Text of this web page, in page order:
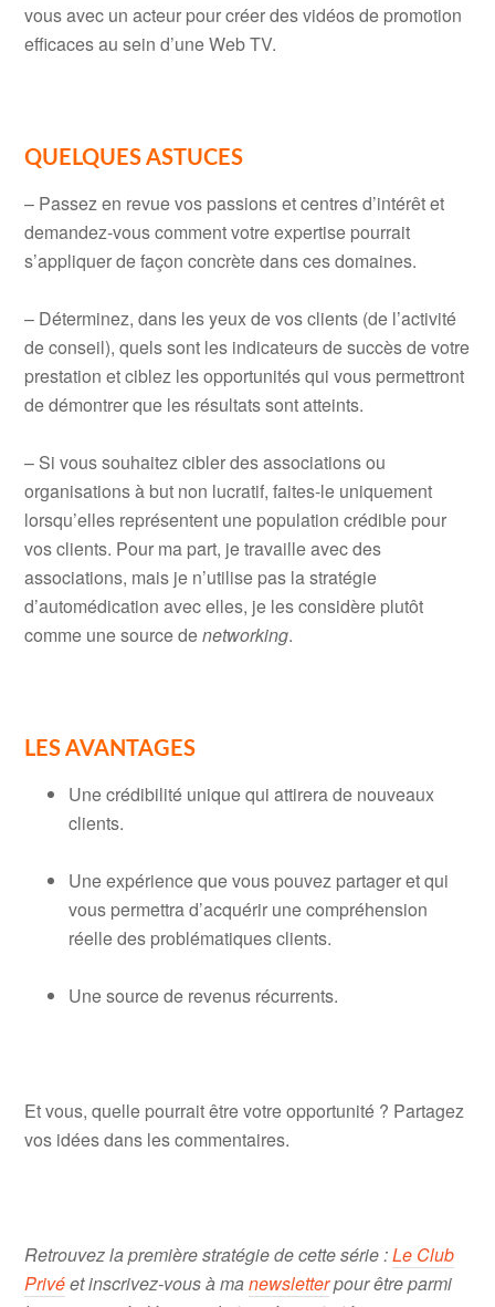
vous avec un acteur pour créer des vidéos de promotion
efficaces au sein d’une Web TV.
QUELQUES ASTUCES
– Passez en revue vos passions et centres d’intérêt et
demandez-vous comment votre expertise pourrait
s’appliquer de façon concrète dans ces domaines.
– Déterminez, dans les yeux de vos clients (de l’activité
de conseil), quels sont les indicateurs de succès de votre
prestation et ciblez les opportunités qui vous permettront
de démontrer que les résultats sont atteints.
– Si vous souhaitez cibler des associations ou
organisations à but non lucratif, faites-le uniquement
lorsqu’elles représentent une population crédible pour
vos clients. Pour ma part, je travaille avec des
associations, mais je n’utilise pas la stratégie
d’automédication avec elles, je les considère plutôt
comme une source denetworking.
LES AVANTAGES
Une crédibilité unique qui attirera de nouveaux
clients.
Une expérience que vous pouvez partager et qui
vous permettra d’acquérir une compréhension
réelle des problématiques clients.
Une source de revenus récurrents.
Et vous, quelle pourrait être votre opportunité ? Partagez
vos idées dans les commentaires.
Retrouvez la première stratégie de cette série :Le Club
Privéet inscrivez-vous à manewsletterpour être parmi